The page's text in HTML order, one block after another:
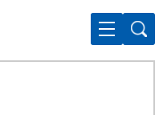
て本文へ